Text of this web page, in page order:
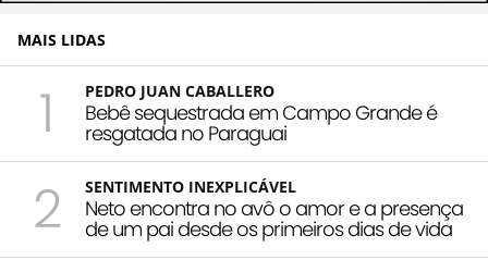
MAIS LIDAS
1 PEDRO JUAN CABALLERO
Bebê sequestrada em Campo Grande é
resgatada no Paraguai
2 SENTIMENTO INEXPLICÁVEL
Neto encontra no avô o amor e a presença
de um pai desde os primeiros dias de vida